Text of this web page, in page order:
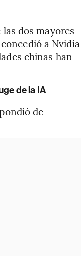
dos mayores
a Nvidia
chinas han
de la IA
de